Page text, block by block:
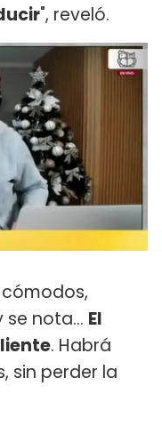
", reveló.
cómodos,
nota... El
. Habrá
sin perder la